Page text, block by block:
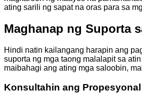
ating sarili ng sapat na oras para sa
Maghanap ng Suporta
Hindi natin kailangang harapin ang
suporta ng mga taong malalapit sa
maibahagi ang ating mga saloobin,
Konsultahin ang